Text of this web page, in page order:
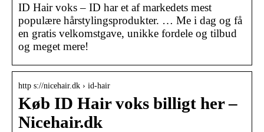
ID Hair voks – ID har et af markedets mest
populære hårstylingsprodukter. … Me i dag og få
en gratis velkomstgave, unikke fordele og tilbud
og meget mere!
http s://nicehair.dk › id-hair
Køb ID Hair voks billigt her –
Nicehair.dk